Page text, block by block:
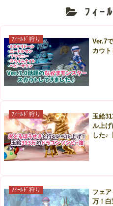
ﾌｨｰ
ﾌｨｰﾙﾄﾞ狩り
Ver.7
カウ
ﾌｨｰﾙﾄﾞ狩り
玉給
ル上げ
した♪
ﾌｨｰﾙﾄﾞ狩り
フェ
万！白